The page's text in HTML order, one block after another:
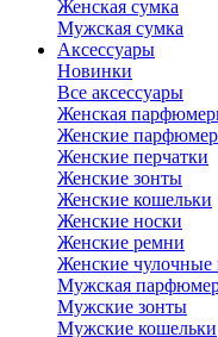
Женская сумка
Мужская сумка
Аксессуары
Новинки
Все аксессуары
Женская
Женские
Женские перчатки
Женские зонты
Женские кошельки
Женские носки
Женские ремни
Женские чулочные
Мужская
Мужские зонты
Мужские кошельки